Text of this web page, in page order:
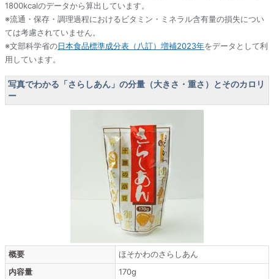
1800kcalのデータから算出しています。
※流通・保存・調理過程におけるビタミン・ミネラル含有量の損失につい
ては考慮されていません。
※文部科学省の日本食品標準成分表（八訂）増補2023年をデータとして利
用しています。
写真でわかる「さらしあん」の分量（大きさ・重さ）とそのカロリ
ー
概要
ほそかわのさらしあん
内容量
170g